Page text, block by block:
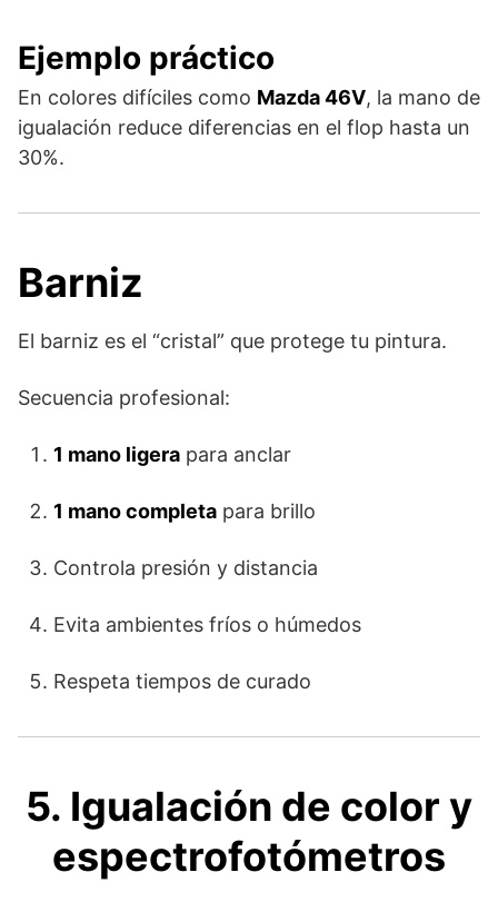
Ejemplo práctico
En colores difíciles como Mazda 46V, la mano de
igualación reduce diferencias en el flop hasta un
30%.
Barniz
El barniz es el “cristal” que protege tu pintura.
Secuencia profesional:
1 mano ligera para anclar
1 mano completa para brillo
Controla presión y distancia
Evita ambientes fríos o húmedos
Respeta tiempos de curado
5. Igualación de color y
espectrofotómetros